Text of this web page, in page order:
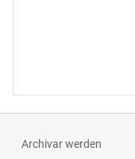
Archivar werden